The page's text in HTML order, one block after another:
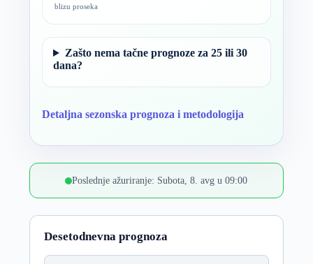
blizu proseka
Zašto nema tačne prognoze za 25 ili 30
dana?
Detaljna sezonska prognoza i metodologija
Poslednje ažuriranje: Subota, 8. avg u 09:00
Desetodnevna prognoza